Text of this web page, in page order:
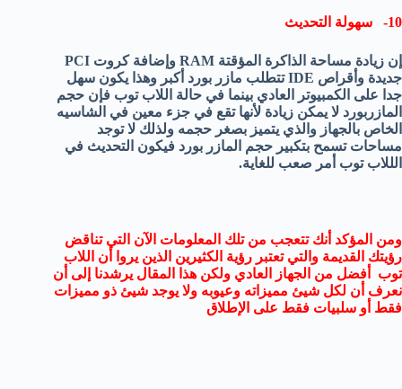
10- سهولة التحديث
إن زيادة مساحة الذاكرة المؤقتة RAM وإضافة كروت PCI
جديدة وأقراص IDE تتطلب مازر بورد أكبر وهذا يكون سهل
جدا على الكمبيوتر العادي بينما في حالة اللاب توب فإن حجم
المازربورد لا يمكن زيادة لأنها تقع في جزء معين في الشاسيه
الخاص بالجهاز والذي يتميز بصغر حجمه ولذلك لا توجد
مساحات تسمح بتكبير حجم المازر بورد فيكون التحديث في
الللاب توب أمر صعب للغاية.
ومن المؤكد أنك تتعجب من تلك المعلومات الآن التي تناقض
رؤيتك القديمة والتي تعتبر رؤية الكثيرين الذين يروا أن اللاب
توب أفضل من الجهاز العادي ولكن هذا المقال يرشدنا إلى أن
نعرف أن لكل شيئ مميزاته وعيوبه ولا يوجد شيئ ذو مميزات
فقط أو سلبيات فقط على الإطلاق